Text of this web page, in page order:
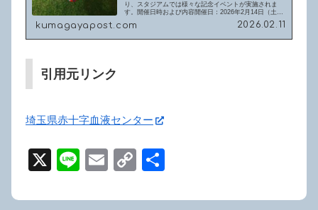
り、スタジアムでは様々な記念イベントが実施されま
す。開催日時および内容開催日：2026年2月14日（土曜
日）時間 ：13:20～13:50予定場所 ：熊谷ラグビー場
南広場（MAP）熊谷市誕...
kumagayapost.com 2026.02.11
引用元リンク
埼玉県赤十字血液センター
X
Li
e
E
ail
C
p